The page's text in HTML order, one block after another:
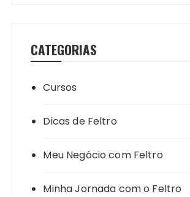
CATEGORIAS
Cursos
Dicas de Feltro
Meu Negócio com Feltro
Minha Jornada com o Feltro